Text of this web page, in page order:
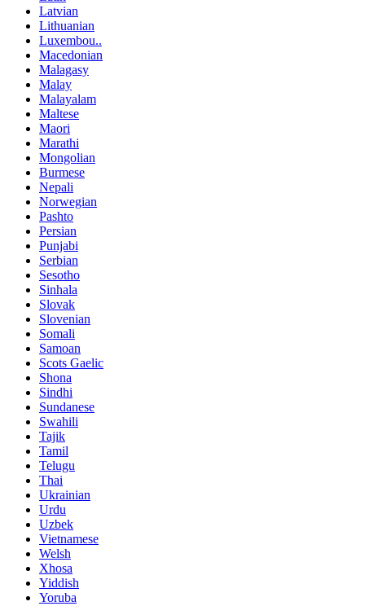
Latvian
Lithuanian
Luxembou..
Macedonian
Malagasy
Malay
Malayalam
Maltese
Maori
Marathi
Mongolian
Burmese
Nepali
Norwegian
Pashto
Persian
Punjabi
Serbian
Sesotho
Sinhala
Slovak
Slovenian
Somali
Samoan
Scots Gaelic
Shona
Sindhi
Sundanese
Swahili
Tajik
Tamil
Telugu
Thai
Ukrainian
Urdu
Uzbek
Vietnamese
Welsh
Xhosa
Yiddish
Yoruba